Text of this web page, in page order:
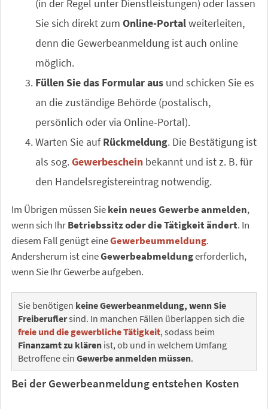
(in der Regel unter Dienstleistungen) oder lassen
Sie sich direkt zum Online-Portalweiterleiten,
denn die Gewerbeanmeldung ist auch online
möglich.
Füllen Sie das Formular aus und schicken Sie es
an die zuständige Behörde (postalisch,
persönlich oder via Online-Portal).
Warten Sie aufRückmeldung. Die Bestätigung ist
als sog.Gewerbeschein bekannt und ist z. B. für
den Handelsregistereintrag notwendig.
Im Übrigen müssen Siekein neues Gewerbe anmelden,
wenn sich IhrBetriebssitz oder die Tätigkeit ändert. In
diesem Fall genügt eineGewerbeummeldung.
Andersherum ist eineGewerbeabmeldungerforderlich,
wenn Sie Ihr Gewerbe aufgeben.
Sie benötigen keine Gewerbeanmeldung, wenn Sie
Freiberuflersind. In manchen Fällen überlappen sich die
freie und die gewerbliche Tätigkeit, sodass beim
Finanzamt zu klären ist, ob und in welchem Umfang
Betroffene ein Gewerbe anmelden müssen.
Bei der Gewerbeanmeldung entstehen Kosten